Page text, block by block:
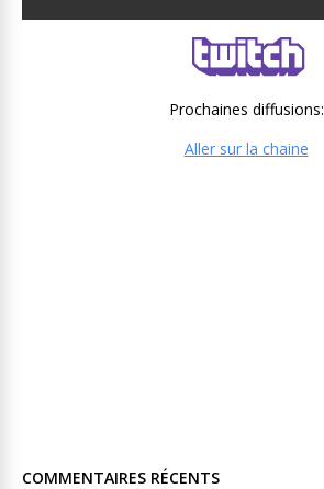
Prochaines diffusions:
Aller sur la chaine
COMMENTAIRES RÉCENTS